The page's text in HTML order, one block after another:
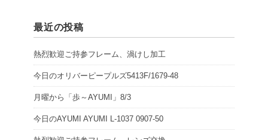
最近の投稿
熱烈歓迎ご持参フレーム、渦けし加工
今日のオリバーピープルズ5413F/1679-48
月曜から「歩～AYUMI」8/3
今日のAYUMI AYUMI L-1037 0907-50